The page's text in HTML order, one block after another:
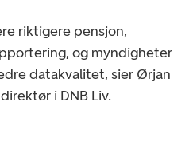
riktigere pensjon,
og myndigheter
datakvalitet, sier Ørjan
i DNB Liv.